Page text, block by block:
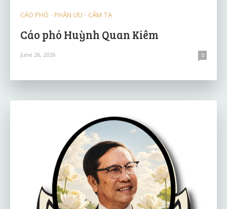
CÁO PHÓ - PHÂN ƯU - CẢM TẠ
Cáo phó Huỳnh Quan Kiêm
June 26, 2026 0